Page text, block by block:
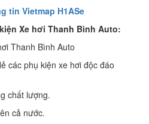
tin Vietmap H1ASe
Xe hơi Thanh Bình Auto:
Thanh Bình Auto
các phụ kiện xe hơi độc đáo
chất lượng.
cả nước.